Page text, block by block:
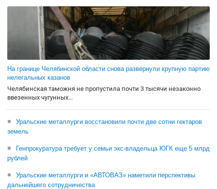
На границе Челябинской области снова развернули крупную партию
нелегальных казанов
Челябинская таможня не пропустила почти 3 тысячи незаконно
ввезенных чугунных...
Уральские металлурги восстановили почти две сотни гектаров
земель
Генпрокуратура требует у семьи экс-владельца ЮГК еще 5 млрд
рублей
Уральские металлурги и «АВТОВАЗ» наметили перспективы
дальнейшего сотрудничества